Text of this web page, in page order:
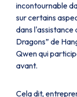
incontournable
sur certains
dans l'assistance
Dragons” de
Qwen qui
avant.
Cela dit,